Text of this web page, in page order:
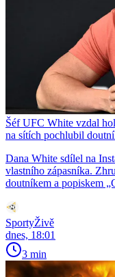
Šéf UFC White vzdal
na sítích pochlubil
Dana White sdílel na
vlastního zápasníka.
doutníkem a popiskem
SportyŽivě
dnes, 18:01
3 min